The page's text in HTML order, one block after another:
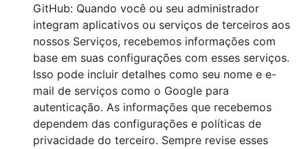
GitHub: Quando você ou seu administrador
integram aplicativos ou serviços de terceiros aos
nossos Serviços, recebemos informações com
base em suas configurações com esses serviços.
Isso pode incluir detalhes como seu nome e e-
mail de serviços como o Google para
autenticação. As informações que recebemos
dependem das configurações e políticas de
privacidade do terceiro. Sempre revise esses